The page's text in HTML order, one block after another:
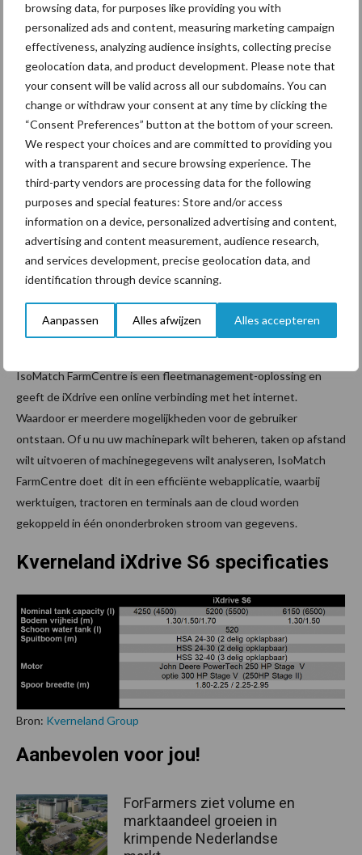
browsing data, for purposes like providing you with
personalized ads and content, measuring marketing campaign
effectiveness, analyzing audience insights, collecting precise
geolocation data, and product development. Please note that
your consent will be valid across all our subdomains. You can
change or withdraw your consent at any time by clicking the
“Consent Preferences” button at the bottom of your screen.
We respect your choices and are committed to providing you
with a transparent and secure browsing experience. The
third-party vendors are processing data for the following
purposes and special features: Store and/or access
information on a device, personalized advertising and content,
advertising and content measurement, audience research,
and services development, precise geolocation data, and
identification through device scanning.
Aanpassen Alles afwijzen Alles accepteren
Het Boom Guide systeem zorgt voor een perfect spuitpatroon
en voor zeer nauwkeurig spuiten. De Boom Guide
sensortechnologie zorgt voor een perfecte geleiding in veel
verschillende en uitdagende veldomstandigheden; waardoor de
bestuurder zich geen zorgen hoeft te maken over de boom
balans en zich gemakkelijker kan concentreren op het spuitwerk.
de bewegingen van de spuitboom om de boom over de
gewastoppen, het grondoppervlak of beide te geleiden in de
speciale hybride modus. Een optie is om de 3 sensoren uit te
breiden naar 5 sensoren voor extra veiligheid over de volle
werkbreedte in geval van obstakels of extreme
veldomstandigheden.
Aansluiting – Sluit uzelf aan op uw
machine
IsoMatch FarmCentre is een fleetmanagement-oplossing en
geeft de iXdrive een online verbinding met het internet.
Waardoor er meerdere mogelijkheden voor de gebruiker
ontstaan. Of u nu uw machinepark wilt beheren, taken op afstand
wilt uitvoeren of machinegegevens wilt analyseren, IsoMatch
FarmCentre doet dit in een efficiënte webapplicatie, waarbij
werktuigen, tractoren en terminals aan de cloud worden
gekoppeld in één ononderbroken stroom van gegevens.
Kverneland iXdrive S6 specificaties
Bron: Kverneland Group
Aanbevolen voor jou!
ForFarmers ziet volume en
marktaandeel groeien in
krimpende Nederlandse